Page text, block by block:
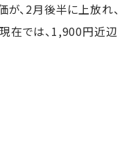
、2月後半に上放れ、
在では、1,900円近辺